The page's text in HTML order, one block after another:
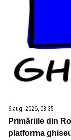
6 aug. 2026, 08:35
Primăriile din
platforma